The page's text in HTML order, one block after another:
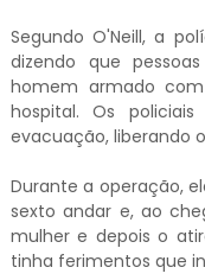
Segundo O'Neill, a
dizendo que
homem armado
hospital. Os
evacuação, liberando
Durante a operação,
sexto andar e, ao
mulher e depois o
tinha ferimentos que